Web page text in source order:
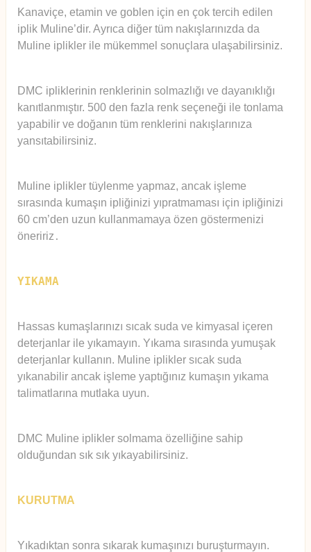
Kanaviçe, etamin ve goblen için en çok tercih edilen
iplik Muline’dir. Ayrıca diğer tüm nakışlarınızda da
Muline iplikler ile mükemmel sonuçlara ulaşabilirsiniz.
DMC ipliklerinin renklerinin solmazlığı ve dayanıklığı
kanıtlanmıştır. 500 den fazla renk seçeneği ile tonlama
yapabilir ve doğanın tüm renklerini nakışlarınıza
yansıtabilirsiniz.
Muline iplikler tüylenme yapmaz, ancak işleme
sırasında kumaşın ipliğinizi yıpratmaması için ipliğinizi
60 cm’den uzun kullanmamaya özen göstermenizi
öneririz .
YIKAMA
Hassas kumaşlarınızı sıcak suda ve kimyasal içeren
deterjanlar ile yıkamayın. Yıkama sırasında yumuşak
deterjanlar kullanın. Muline iplikler sıcak suda
yıkanabilir ancak işleme yaptığınız kumaşın yıkama
talimatlarına mutlaka uyun.
DMC Muline iplikler solmama özelliğine sahip
olduğundan sık sık yıkayabilirsiniz.
KURUTMA
Yıkadıktan sonra sıkarak kumaşınızı buruşturmayın.